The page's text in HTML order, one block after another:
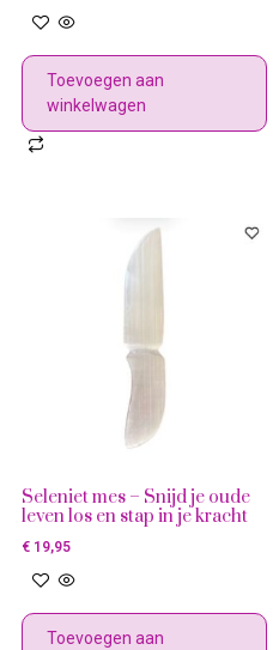
Toevoegen aan
winkelwagen
Seleniet mes – Snijd je oude
leven los en stap in je kracht
€19,95
Toevoegen aan